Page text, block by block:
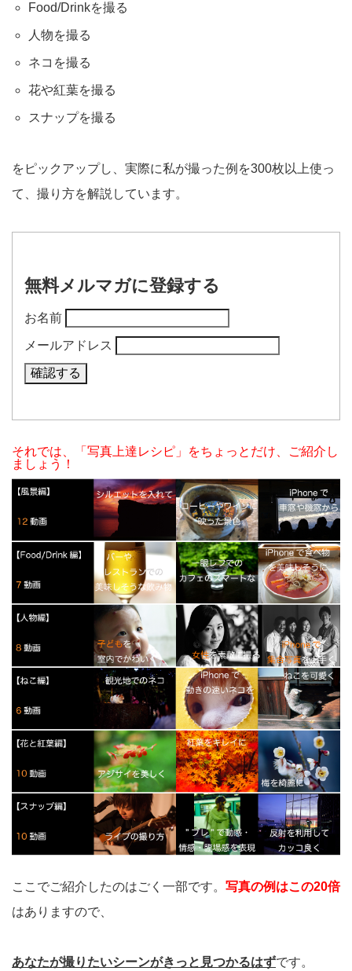
Food/Drinkを撮る
人物を撮る
ネコを撮る
花や紅葉を撮る
スナップを撮る
をピックアップし、実際に私が撮った例を300枚以上使っ
て、撮り方を解説しています。
無料メルマガに登録する
お名前
メールアドレス
それでは、「写真上達レシピ」をちょっとだけ、ご紹介し
ましょう！
ここでご紹介したのはごく一部です。 写真の例はこの20倍
はありますので、
あなたが撮りたいシーンがきっと見つかるはずです。